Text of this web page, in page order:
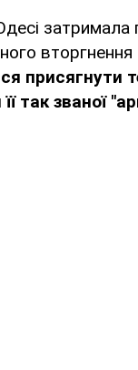
затримала
присягнути
так званої